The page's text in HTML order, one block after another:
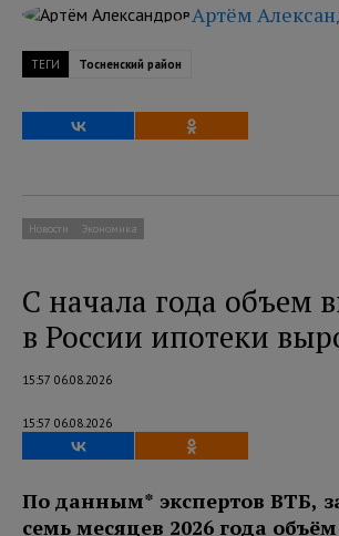
Артём
ТЕГИ Тосненский район
Новости Экономика
С начала года объем
в России ипотеки
15:57 06.08.2026
15:57 06.08.2026
По данным* экспертов ВТБ,
семь месяцев 2026 года